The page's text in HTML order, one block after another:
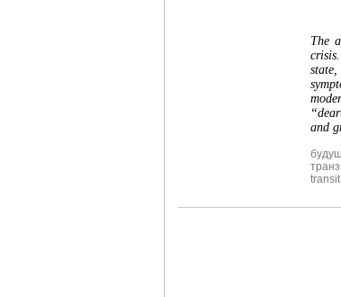
The
and
transit